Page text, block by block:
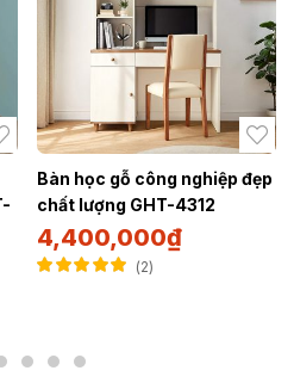
Bàn học gỗ công nghiệp đẹp
chất lượng GHT-4312
4,400,000₫
2